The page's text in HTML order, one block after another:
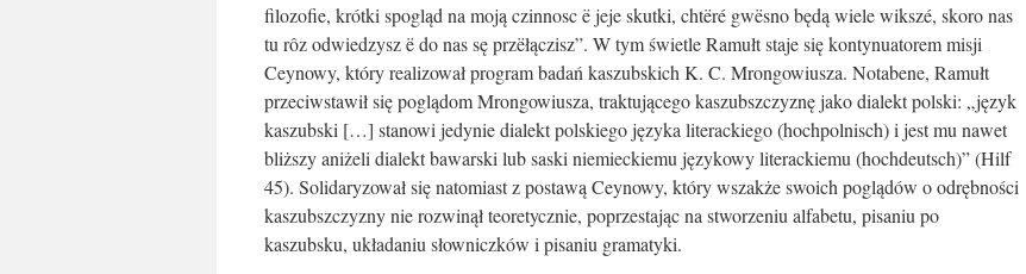
filozofie, krótki spogląd na moją czinnosc ë jeje skutki, chtëré gwësno będą wiele wikszé, skoro nas
tu rôz odwiedzysz ë do nas sę przëłączisz”. W tym świetle Ramułt staje się kontynuatorem misji
Ceynowy, który realizował program badań kaszubskich K. C. Mrongowiusza. Notabene, Ramułt
przeciwstawił się poglądom Mrongowiusza, traktującego kaszubszczyznę jako dialekt polski: „język
kaszubski […] stanowi jedynie dialekt polskiego języka literackiego (hochpolnisch) i jest mu nawet
bliższy aniżeli dialekt bawarski lub saski niemieckiemu językowy literackiemu (hochdeutsch)” (Hilf
45). Solidaryzował się natomiast z postawą Ceynowy, który wszakże swoich poglądów o odrębności
kaszubszczyzny nie rozwinął teoretycznie, poprzestając na stworzeniu alfabetu, pisaniu po
kaszubsku, układaniu słowniczków i pisaniu gramatyki.